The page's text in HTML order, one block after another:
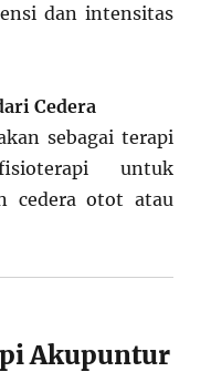
dan intensitas
Cedera
sebagai terapi
untuk
cedera otot atau
Akupuntur